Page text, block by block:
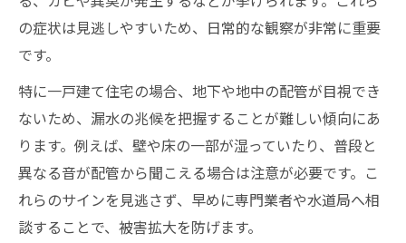
埋設配管の地下 水漏れを調べる最新技術
カメラ調査で見逃さない地下水漏水の実態
埋設管の漏水調査方法と選び方のポイント
埋設管からの漏水を見抜く最新技術紹介
地下 水漏れ検知に役立つ先端機器を解説
トレーサーガス調査の流れとメリット
の症状は見逃しやすいため、日常的な観察が非常に重要
です。
特に一戸建て住宅の場合、地下や地中の配管が目視でき
ないため、漏水の兆候を把握することが難しい傾向にあ
ります。例えば、壁や床の一部が湿っていたり、普段と
異なる音が配管から聞こえる場合は注意が必要です。こ
れらのサインを見逃さず、早めに専門業者や水道局へ相
談することで、被害拡大を防げます。